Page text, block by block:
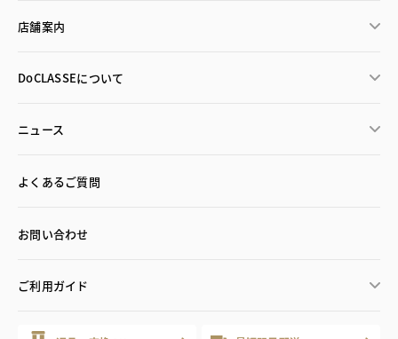
店舗案内
DoCLASSEについて
ニュース
よくあるご質問
お問い合わせ
ご利用ガイド